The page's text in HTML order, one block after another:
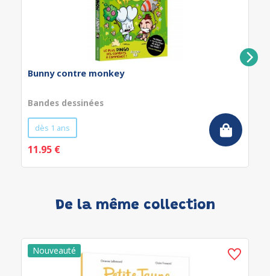
Bunny contre monkey
Bandes dessinées
dès 1 ans
11.95 €
De la même collection